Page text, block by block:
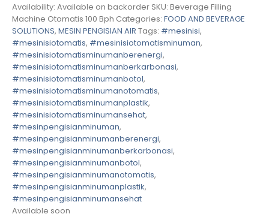
Availability: Available on backorder SKU: Beverage Filling
Machine Otomatis 100 Bph Categories: FOOD AND BEVERAGE
SOLUTIONS, MESIN PENGISIAN AIR Tags: #mesinisi,
#mesinisiotomatis, #mesinisiotomatisminuman,
#mesinisiotomatisminumanberenergi,
#mesinisiotomatisminumanberkarbonasi,
#mesinisiotomatisminumanbotol,
#mesinisiotomatisminumanotomatis,
#mesinisiotomatisminumanplastik,
#mesinisiotomatisminumansehat,
#mesinpengisianminuman,
#mesinpengisianminumanberenergi,
#mesinpengisianminumanberkarbonasi,
#mesinpengisianminumanbotol,
#mesinpengisianminumanotomatis,
#mesinpengisianminumanplastik,
#mesinpengisianminumansehat
Available soon